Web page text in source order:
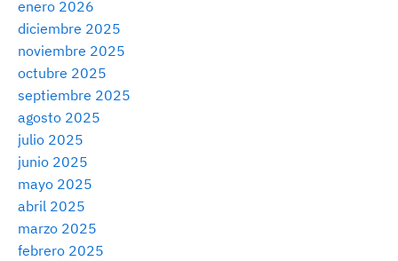
enero 2026
diciembre 2025
noviembre 2025
octubre 2025
septiembre 2025
agosto 2025
julio 2025
junio 2025
mayo 2025
abril 2025
marzo 2025
febrero 2025